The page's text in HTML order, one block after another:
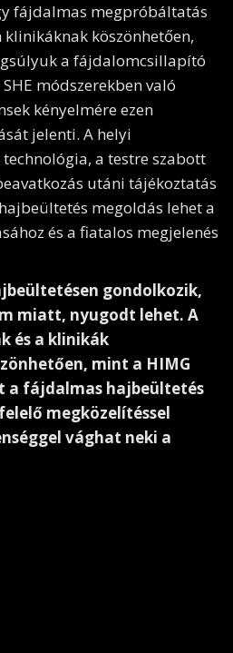
fájdalmas megpróbáltatás
köszönhetően,
a fájdalomcsillapító
módszerekben való
kényelmére ezen
jelenti. A helyi
a testre szabott
utáni tájékoztatás
megoldás lehet a
és a fiatalos megjelenés
gondolkozik,
miatt, nyugodt lehet. A
és a klinikák
mint a HIMG
a fájdalmas hajbeültetés
megközelítéssel
vághat neki a